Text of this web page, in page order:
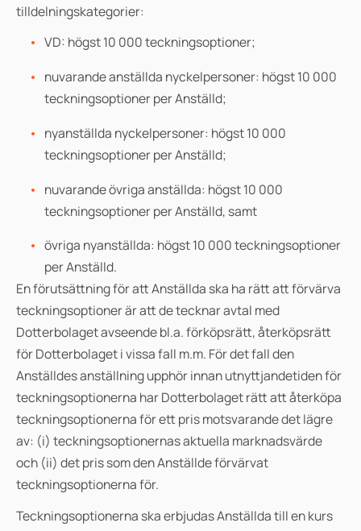
tilldelningskategorier:
VD: högst 10 000 teckningsoptioner;
nuvarande anställda nyckelpersoner: högst 10 000
teckningsoptioner per Anställd;
nyanställda nyckelpersoner: högst 10 000
teckningsoptioner per Anställd;
nuvarande övriga anställda: högst 10 000
teckningsoptioner per Anställd, samt
övriga nyanställda: högst 10 000 teckningsoptioner
per Anställd.
En förutsättning för att Anställda ska ha rätt att förvärva
teckningsoptioner är att de tecknar avtal med
Dotterbolaget avseende bl.a. förköpsrätt, återköpsrätt
för Dotterbolaget i vissa fall m.m. För det fall den
Anställdes anställning upphör innan utnyttjandetiden för
teckningsoptionerna har Dotterbolaget rätt att återköpa
teckningsoptionerna för ett pris motsvarande det lägre
av: (i) teckningsoptionernas aktuella marknadsvärde
och (ii) det pris som den Anställde förvärvat
teckningsoptionerna för.
Teckningsoptionerna ska erbjudas Anställda till en kurs